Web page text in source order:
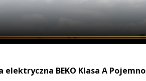
do 610 mm - 30 s/str. w formacie
Telefon: 518987363
elektryczna BEKO Klasa A